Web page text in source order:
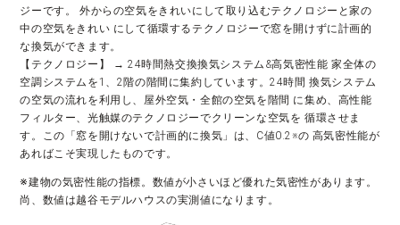
ジーです。 外からの空気をきれいにして取り込むテクノロジーと家の
中の空気をきれい にして循環するテクノロジーで窓を開けずに計画的
な換気ができます。
【テクノロジー】 → 24時間熱交換換気システム&高気密性能 家全体の
空調システムを1、2階の階間に集約しています。24時間 換気システム
の空気の流れを利用し、屋外空気・全館の空気を階間 に集め、高性能
フィルター、光触媒のテクノロジーでクリーンな空気を 循環させま
す。この「窓を開けないで計画的に換気」は、C値0.2※の 高気密性能が
あればこそ実現したものです。
※建物の気密性能の指標。数値が小さいほど優れた気密性があります。
尚、数値は越谷モデルハウスの実測値になります。